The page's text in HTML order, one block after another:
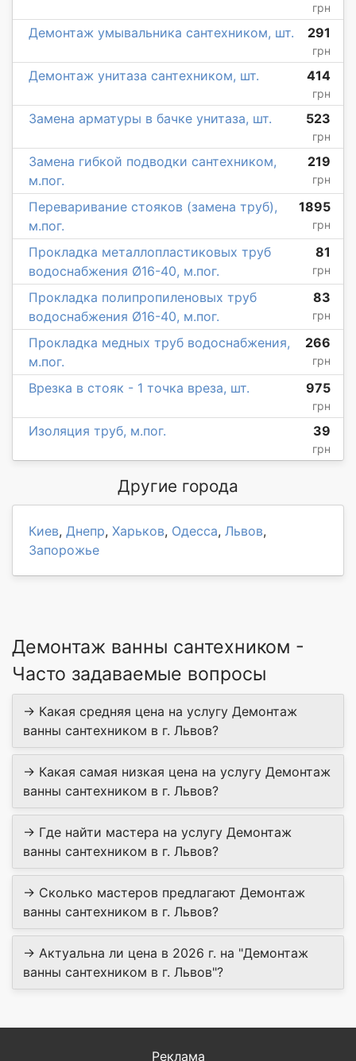
грн
Демонтаж умывальника сантехником, шт. 291
грн
Демонтаж унитаза сантехником, шт. 414
грн
Замена арматуры в бачке унитаза, шт. 523
грн
Замена гибкой подводки сантехником,
м.пог.
219
грн
Переваривание стояков (замена труб),
м.пог.
1895
грн
Прокладка металлопластиковых труб
водоснабжения Ø16-40, м.пог.
81
грн
Прокладка полипропиленовых труб
водоснабжения Ø16-40, м.пог.
83
грн
Прокладка медных труб водоснабжения,
м.пог.
266
грн
Врезка в стояк - 1 точка вреза, шт. 975
грн
Изоляция труб, м.пог. 39
грн
Другие города
Киев, Днепр, Харьков, Одесса, Львов,
Запорожье
Демонтаж ванны сантехником -
Часто задаваемые вопросы
→ Какая средняя цена на услугу Демонтаж
ванны сантехником в г. Львов?
→ Какая самая низкая цена на услугу Демонтаж
ванны сантехником в г. Львов?
→ Где найти мастера на услугу Демонтаж
ванны сантехником в г. Львов?
→ Сколько мастеров предлагают Демонтаж
ванны сантехником в г. Львов?
→ Актуальна ли цена в 2026 г. на "Демонтаж
ванны сантехником в г. Львов"?
Реклама